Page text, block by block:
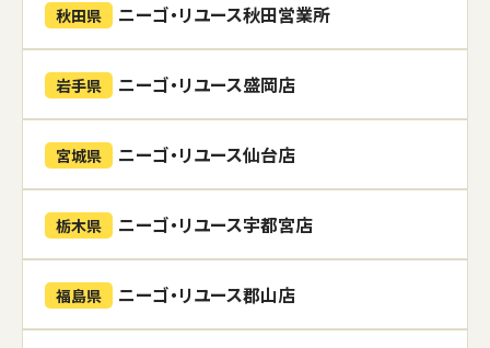
秋田県 ニーゴ・リユース秋田営業所
岩手県 ニーゴ・リユース盛岡店
宮城県 ニーゴ・リユース仙台店
栃木県 ニーゴ・リユース宇都宮店
福島県 ニーゴ・リユース郡山店